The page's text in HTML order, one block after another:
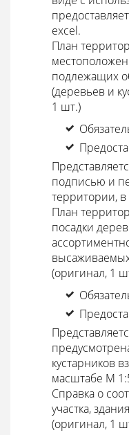
excel.
План
подлежащих
(деревьев и
1 шт.)
подписью и
территории,
План
посадки
(оригинал, 1
кустарников
масштабе М
Справка о
участка,
(оригинал, 1